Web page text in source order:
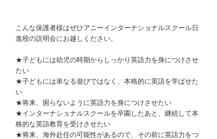
こんな保護者様はぜひアニーインターナショナルスクール日
進校の説明会にお越しください。
★子どもには幼児の時期からしっかり英語力を身につけさせ
たい
★子どもには単なる遊びではなく、本格的に英語を学ばせた
い
★将来、困らないように英語力を身につけさせたい
★インターナショナルスクールを卒園したあと、継続して本
格的な英語教育を受けさせたい
★将来、海外赴任の可能性があるので、その前に英語力をつ